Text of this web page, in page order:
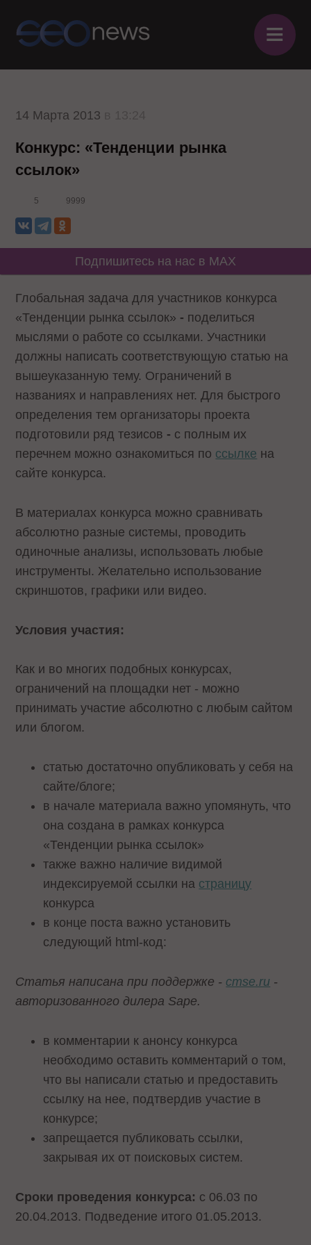
≡
14 Марта 2013
Конкурс: «Тенденции рынка
ссылок»
5 9999
Подпишитесь на нас в MAX
Глобальная задача для участников конкурса
«Тенденции рынка ссылок» - поделиться
мыслями о работе со ссылками. Участники
должны написать соответствующую статью на
вышеуказанную тему. Ограничений в
названиях и направлениях нет. Для быстрого
определения тем организаторы проекта
подготовили ряд тезисов - с полным их
перечнем можно ознакомиться по ссылке на
сайте конкурса.
В материалах конкурса можно сравнивать
абсолютно разные системы, проводить
одиночные анализы, использовать любые
инструменты. Желательно использование
скриншотов, графики или видео.
Условия участия:
Как и во многих подобных конкурсах,
ограничений на площадки нет - можно
принимать участие абсолютно с любым сайтом
или блогом.
статью достаточно опубликовать у себя на
сайте/блоге;
в начале материала важно упомянуть, что
она создана в рамках конкурса
«Тенденции рынка ссылок»
также важно наличие видимой
индексируемой ссылки на страницу
конкурса
в конце поста важно установить
следующий html-код:
Статья написана при поддержке - cmse.ru -
авторизованного дилера Sape.
в комментарии к анонсу конкурса
необходимо оставить комментарий о том,
что вы написали статью и предоставить
ссылку на нее, подтвердив участие в
конкурсе;
запрещается публиковать ссылки,
закрывая их от поисковых систем.
Сроки проведения конкурса: с 06.03 по
20.04.2013. Подведение итого 01.05.2013.